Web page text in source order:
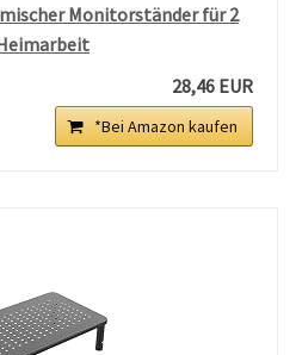
Monitorständer für 2
28,46 EUR
*Bei Amazon kaufen